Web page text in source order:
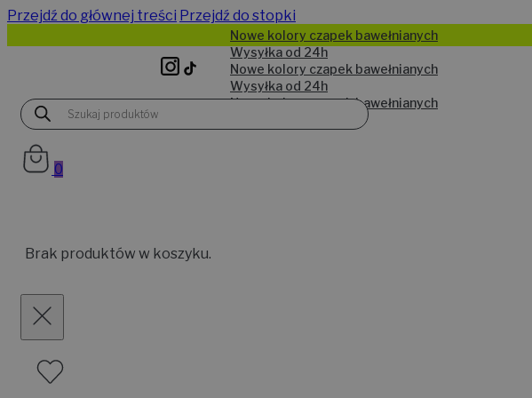
Przejdź do głównej treści Przejdź do stopki
Wyszukiwarka
produktów
0
Brak produktów w koszyku.